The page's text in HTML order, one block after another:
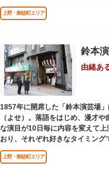
【洋館】
鹿鳴館の建築家として知られる
ています。
【撞球室】
当時の日本では非常に珍しいス
で、洋館から地下道でつながっ
（10月のみ10/16）に先着順で限
【和館大広間】
洋館に併置された名棟 梁大河喜
りの和館で、当時は550坪に及ぶ
冠婚葬祭などに使われていた大広
上野・御徒町エリア
鈴本
由緒あ
1857年に開席した「鈴本演芸場
（よせ）。落語をはじめ、漫才
な演目が10日毎に内容を変えて
おり、それぞれ好きなタイミング
上演中は飲食も可能です。おすす
らかさで有名な「上野 井泉本店
上野・御徒町エリア